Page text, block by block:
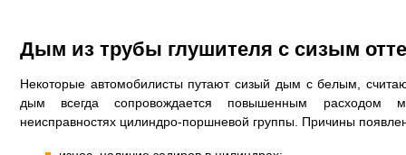
Дым из трубы глушителя с сизым
Некоторые автомобилисты путают сизый дым с белым,
дым всегда сопровождается повышенным расходом
неисправностях цилиндро-поршневой группы. Причины